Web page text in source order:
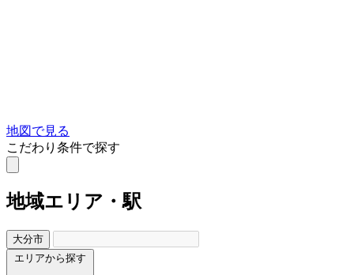
地図で見る
こだわり条件で探す
地域エリア・駅
大分市
エリアから探す